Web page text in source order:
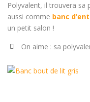
Polyvalent, il trouvera sa
aussi comme banc
un petit salon !
On aime : sa